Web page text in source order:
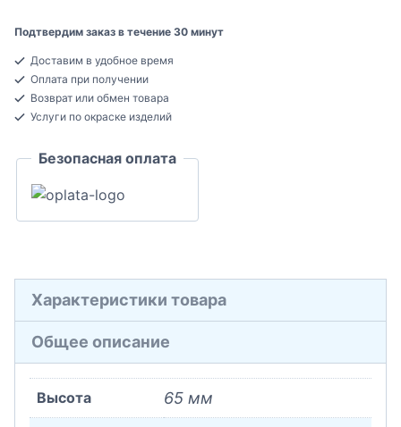
Decor
Плинтус
напольный
Экополимер
Подтвердим заказ в течение 30 минут
Доставим в удобное время
Оплата при получении
Возврат или обмен товара
Услуги по окраске изделий
Безопасная оплата
Характеристики товара
Общее описание
Высота 65 мм